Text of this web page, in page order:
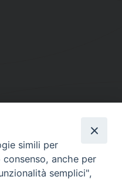
DI ALBANO
- Fax.: 06.9323844
simili per
anche per
semplici",